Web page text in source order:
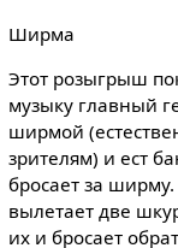
Ширма
Этот розыгрыш
музыку главный
ширмой
зрителям) и ест
бросает за
вылетает две
их и бросает